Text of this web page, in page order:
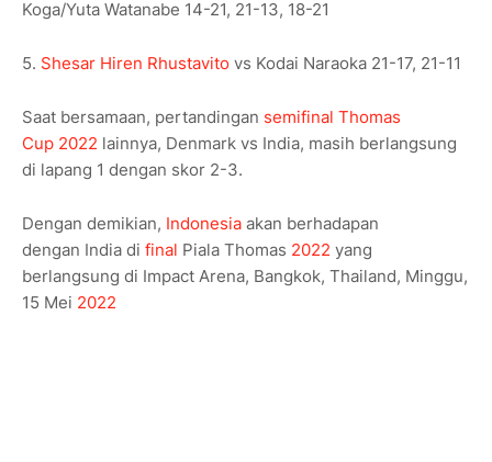
Koga/Yuta Watanabe 14-21, 21-13, 18-21
5. Shesar Hiren Rhustavito vs Kodai Naraoka 21-17, 21-11
Saat bersamaan, pertandingan semifinal Thomas
Cup 2022 lainnya, Denmark vs India, masih berlangsung
di lapang 1 dengan skor 2-3.
Dengan demikian, Indonesia akan berhadapan
dengan India di final Piala Thomas 2022 yang
berlangsung di Impact Arena, Bangkok, Thailand, Minggu,
15 Mei 2022